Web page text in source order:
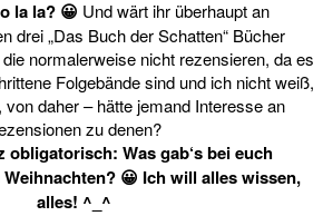
la la? 😀 Und wärt ihr überhaupt an
drei „Das Buch der Schatten“ Bücher
normalerweise nicht rezensieren, da es
Folgebände sind und ich nicht weiß,
daher – hätte jemand Interesse an
zu denen?
obligatorisch: Was gab‘s bei euch
😀 Ich will alles wissen,
alles! ^_^